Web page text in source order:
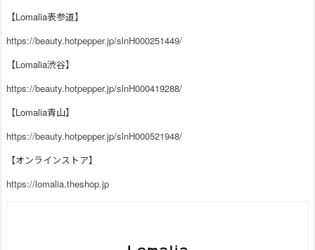
【Lomalia表参道】
https://beauty.hotpepper.jp/slnH000251449/
【Lomalia渋谷】
https://beauty.hotpepper.jp/slnH000419288/
【Lomalia青山】
https://beauty.hotpepper.jp/slnH000521948/
【オンラインストア】
https://lomalia.theshop.jp